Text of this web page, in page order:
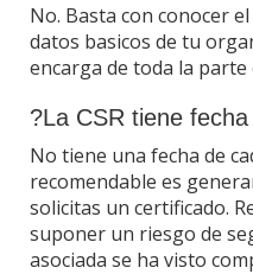
No. Basta con conocer
datos basicos de tu
encarga de toda la
?La CSR tiene
No tiene una fecha de
recomendable es
solicitas un certificado.
suponer un riesgo de
asociada se ha visto